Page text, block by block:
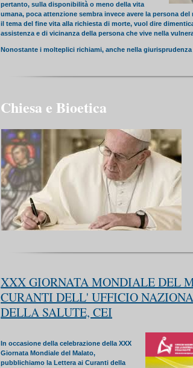
pertanto, sulla disponibilità o meno della vita
umana, poca attenzione sembra invece avere la persona
il tema del fine vita alla richiesta di morte, vuol dire
assistenza e di vicinanza della persona che vive nella
Nonostante i molteplici richiami, anche nella
Chiesa e Bioetica
XXX GIORNATA MONDIALE DEL
CURANTI DELL' UFFICIO
DELLA SALUTE, CEI
In occasione della celebrazione della XXX
Giornata Mondiale del Malato,
pubblichiamo la Lettera ai Curanti della